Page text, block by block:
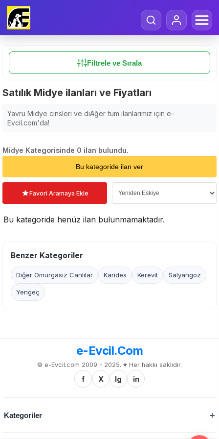
Filtrele ve Sırala
Satılık Midye ilanları ve Fiyatları
Yavru Midye cinsleri ve diÄğer tüm ilanlarımız için e-
Evcil.com'da!
Midye Kategorisinde 0 ilan bulundu.
Bu kategoride ilan ver
Favori Aramaya Ekle
Bu kategoride henüz ilan bulunmamaktadır.
Benzer Kategoriler
Diğer Omurgasız Canlılar Karides Kerevit Salyangoz
Yengeç
e-Evcil.Com
© e-Evcil.com 2009 - 2025. ♥️ Her hakkı saklıdır.
f X Ig in
Kategoriler